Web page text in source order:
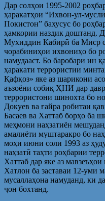
Дар солҳои 1995-2002
ҳаракатҳои “Ихвон-ул-
Покистон” бахусус бо
ҳамкории наздик доштанд.
Мухиддин Кабирӣ ба Миср
чорабиниҳои ихвониҳо бо
намудааст. Бо баробари ин
ҳаракати террористии
Қафқоз» яке аз шарикони
аъзоёни собиқ ҲНИ дар
террористони шинохта бо
Докуев ва ғайра робитаи
Басаев ва Хаттаб борҳо ба
меҳмони наҳзатиён
амалиёти муштаракро бо
моҳи июни соли 1993 аз
наҳзатӣ таҳти роҳбарии
Хаттаб дар яке аз
Хатлон ба заставаи 12-уми
мусаллаҳона намуданд, ки
ҷон бохтанд.